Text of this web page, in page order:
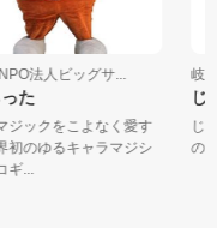
法人ビッグサ...
た
ックをこよなく愛す
のゆるキャラマジシ
...
岐
じ
じ
のﾏ